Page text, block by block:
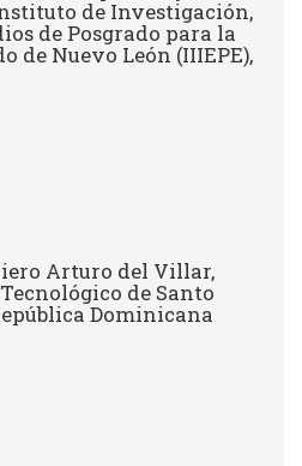
de Investigación,
de Posgrado para la
de Nuevo León (IIIEPE),
Arturo del Villar,
de Santo
Dominicana